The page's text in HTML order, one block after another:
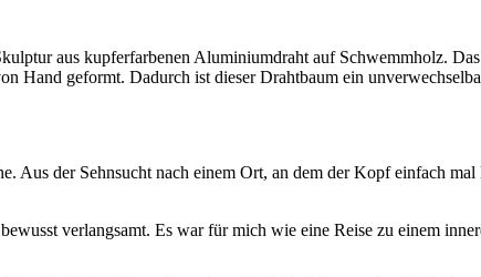
aus kupferfarbenen Aluminiumdraht auf Schwemmholz.
Hand geformt. Dadurch ist dieser Drahtbaum ein
Aus der Sehnsucht nach einem Ort, an dem der Kopf einfach
verlangsamt. Es war für mich wie eine Reise zu einem